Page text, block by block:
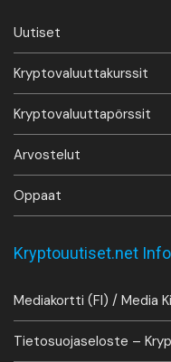
Uutiset
Kryptovaluuttakurssit
Kryptovaluuttapörssit
Arvostelut
Oppaat
Kryptouutiset.net Info
Mediakortti (FI) / Media
Tietosuojaseloste –